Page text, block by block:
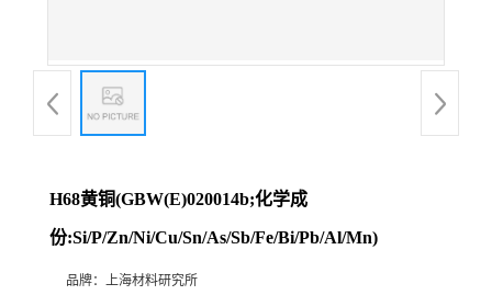
H68黄铜(GBW(E)020014b;化学成
份:Si/P/Zn/Ni/Cu/Sn/As/Sb/Fe/Bi/Pb/Al/Mn)
品牌： 上海材料研究所